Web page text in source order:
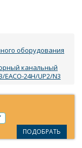
оборудования
канальный
24H/UP2/N3
ПОДОБРАТЬ